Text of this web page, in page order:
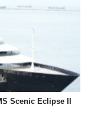
Scenic Eclipse II